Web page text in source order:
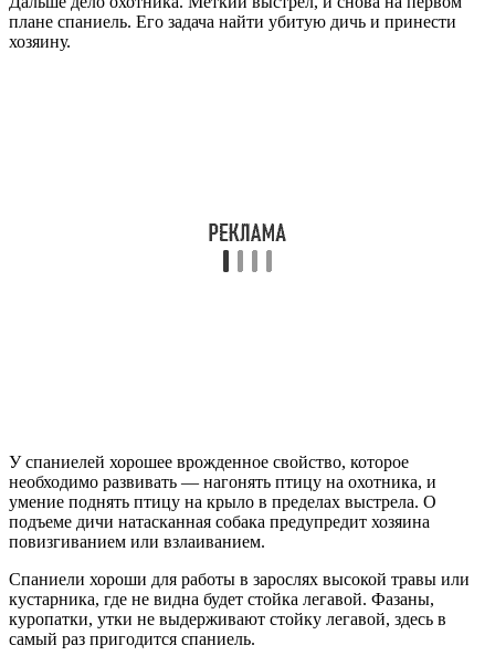
плане спаниель. Его задача найти убитую дичь и принести
хозяину.
У спаниелей хорошее врожденное свойство, которое
необходимо развивать — нагонять птицу на охотника, и
умение поднять птицу на крыло в пределах выстрела. О
подъеме дичи натасканная собака предупредит хозяина
повизгиванием или взлаиванием.
Спаниели хороши для работы в зарослях высокой травы или
кустарника, где не видна будет стойка легавой. Фазаны,
куропатки, утки не выдерживают стойку легавой, здесь в
самый раз пригодится спаниель.